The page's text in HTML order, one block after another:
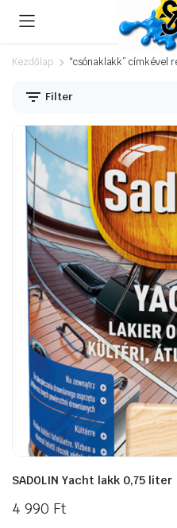
Kezdőlap “csónaklakk” címkével
Filter
SADOLIN Yacht lakk 0,75 liter
4 990 Ft